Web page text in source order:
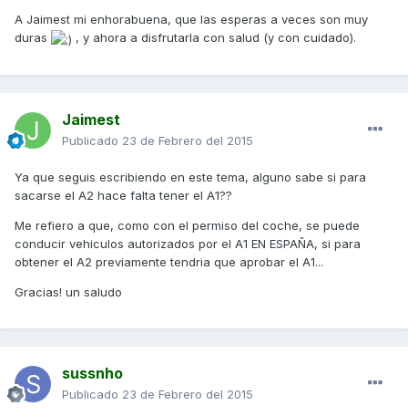
A Jaimest mi enhorabuena, que las esperas a veces son muy
duras
, y ahora a disfrutarla con salud (y con cuidado).
Jaimest
Publicado 23 de Febrero del 2015
Ya que seguis escribiendo en este tema, alguno sabe si para
sacarse el A2 hace falta tener el A1??
Me refiero a que, como con el permiso del coche, se puede
conducir vehiculos autorizados por el A1 EN ESPAÑA, si para
obtener el A2 previamente tendria que aprobar el A1...
Gracias! un saludo
sussnho
Publicado 23 de Febrero del 2015